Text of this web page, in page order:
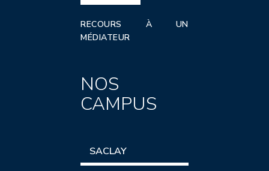
RECOURS À UN
MÉDIATEUR
NOS
CAMPUS
SACLAY